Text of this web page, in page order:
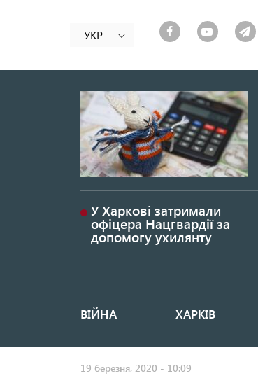
УКР
У Харкові затримали
офіцера Нацгвардії за
допомогу ухилянту
Основная
ВІЙНА ХАРКІВ
19 березня, 2020 - 10:09